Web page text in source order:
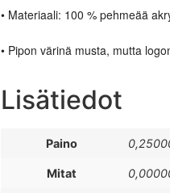
• Materiaali: 100 % pehmeää
• Pipon värinä musta, mutta
Lisätiedot
Paino
Mitat